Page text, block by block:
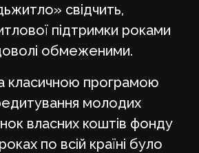
свідчить,
підтримки роками
обмеженими.
класичною програмою
молодих
власних коштів фонду
по всій країні було